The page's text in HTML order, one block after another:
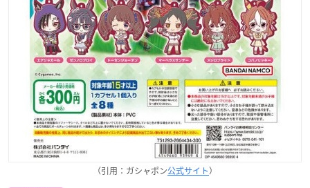
（引用：ガシャポン公式サイト）